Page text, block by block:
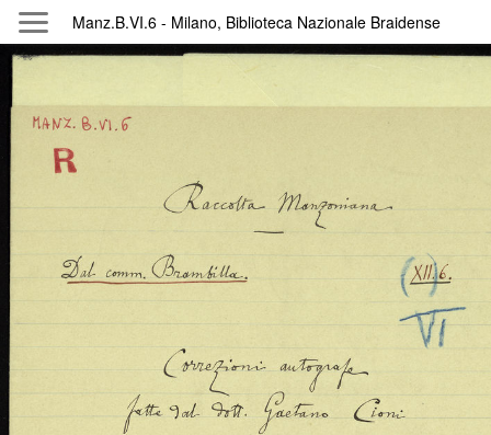
Manz.B.VI.6 - Milano, Biblioteca Nazionale Braidense